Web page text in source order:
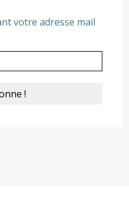
votre adresse mail